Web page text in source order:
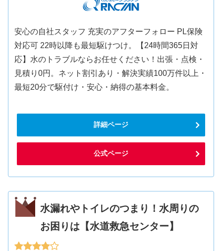
安心の自社スタッフ 充実のアフターフォロー PL保険
対応可 22時以降も最短駆けつけ。【24時間365日対
応】水のトラブルならお任せください！出張・点検・
見積り0円。ネット割引あり・解決実績100万件以上・
最短20分で駆付け・安心・納得の基本料金。
詳細ページ
公式ページ
水漏れやトイレのつまり！水周りの
お困りは【水道救急センター】